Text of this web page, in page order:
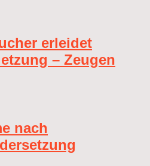
erleidet
– Zeugen
nach